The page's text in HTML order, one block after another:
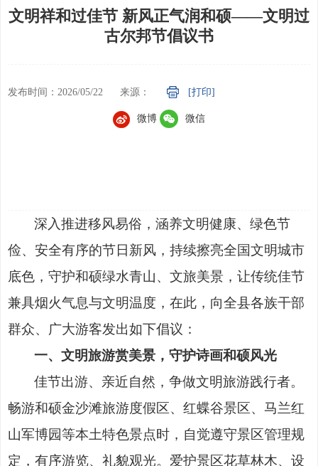
文明祥和过佳节 新风正气润和硕——文明过
古尔邦节倡议书
发布时间：2026/05/22 来源： [打印]
微博 微信
深入推进移风易俗，涵养文明健康、绿色节
俭、安全有序的节日新风，持续擦亮全国文明城市
底色，守护和硕绿水青山、文旅美景，让传统佳节
兼具烟火气息与文明温度，在此，向全县各族干部
群众、广大游客发出如下倡议：
一、文明旅游赏美景，守护诗画和硕风光
佳节出游、亲近自然，争做文明旅游践行者。
畅游和硕金沙滩旅游度假区、红蝶谷景区、马兰红
山军博园等本土特色景点时，自觉遵守景区管理规
定，有序游览、礼貌观光。爱护景区花草林木、设